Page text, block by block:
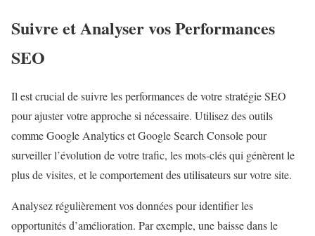
Suivre et Analyser vos Performances
SEO
Il est crucial de suivre les performances de votre stratégie SEO
pour ajuster votre approche si nécessaire. Utilisez des outils
comme Google Analytics et Google Search Console pour
surveiller l’évolution de votre trafic, les mots-clés qui génèrent le
plus de visites, et le comportement des utilisateurs sur votre site.
Analysez régulièrement vos données pour identifier les
opportunités d’amélioration. Par exemple, une baisse dans le